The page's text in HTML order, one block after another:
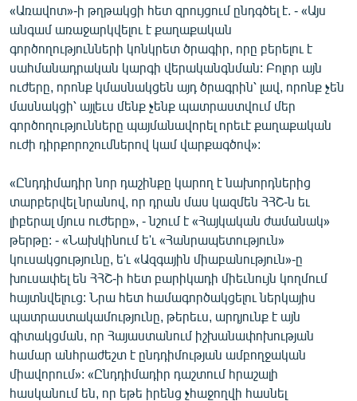
«Առավոտ»-ի թղթակցի հետ զրույցում ընդգծել է. - «Այս
անգամ առաջարկվելու է քաղաքական
գործողությունների կոնկրետ ծրագիր, որը բերելու է
սահմանադրական կարգի վերականգնման: Բոլոր այն
ուժերը, որոնք կմասնակցեն այդ ծրագրին՝ լավ, որոնք չեն
մասնակցի՝ այլեւս մենք չենք պատրաստվում մեր
գործողությունները պայմանավորել որեւէ քաղաքական
ուժի դիրքորոշումներով կամ վարքագծով»:
«Ընդդիմադիր նոր դաշինքը կարող է նախորդներից
տարբերվել նրանով, որ դրան մաս կազմեն ՀՀՇ-ն եւ
լիբերալ մյուս ուժերը», - նշում է «Հայկական ժամանակ»
թերթը: - «Նախկինում ե'ւ «Հանրապետություն»
կուսակցությունը, ե'ւ «Ազգային միաբանություն»-ը
խուսափել են ՀՀՇ-ի հետ բարիկադի միեւնույն կողմում
հայտնվելուց: Նրա հետ համագործակցելու ներկայիս
պատրաստակամությունը, թերեւս, արդյունք է այն
գիտակցման, որ Հայաստանում իշխանափոխության
համար անհրաժեշտ է ընդդիմության ամբողջական
միավորում»: «Ընդդիմադիր դաշտում հրաշալի
հասկանում են, որ եթե իրենց չհաջողվի հասնել